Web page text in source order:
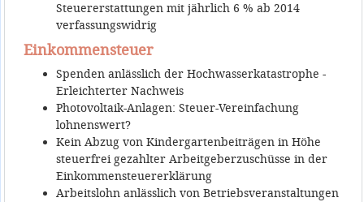
Steuererstattungen mit jährlich 6 % ab 2014
verfassungswidrig
Einkommensteuer
Spenden anlässlich der Hochwasserkatastrophe -
Erleichterter Nachweis
Photovoltaik-Anlagen: Steuer-Vereinfachung
lohnenswert?
Kein Abzug von Kindergartenbeiträgen in Höhe
steuerfrei gezahlter Arbeitgeberzuschüsse in der
Einkommensteuererklärung
Arbeitslohn anlässlich von Betriebsveranstaltungen